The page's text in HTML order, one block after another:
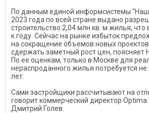
По данным единой информсистемы
2023 года по всей стране выдано
строительство 2,04 млн кв. м жилья, что
к году. Сейчас на рынке избыток
на сокращение объемов новых
сдержать заметный рост цен, поясняет
По ее оценкам, только в Москве для
нераспроданного жилья потребуется
лет.
Сами застройщики рассчитывают на
говорит коммерческий директор
Дмитрий Голев.